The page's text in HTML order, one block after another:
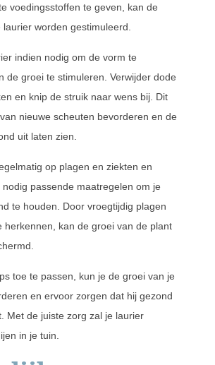
voedingsstoffen te geven, kan de
worden gestimuleerd.
indien nodig om de vorm te
de groei te stimuleren. Verwijder dode
en knip de struik naar wens bij. Dit
nieuwe scheuten bevorderen en de
uit laten zien.
op plagen en ziekten en
nodig passende maatregelen om je
te houden. Door vroegtijdig plagen
herkennen, kan de groei van de plant
toe te passen, kun je de groei van je
en ervoor zorgen dat hij gezond
Met de juiste zorg zal je laurier
in je tuin.